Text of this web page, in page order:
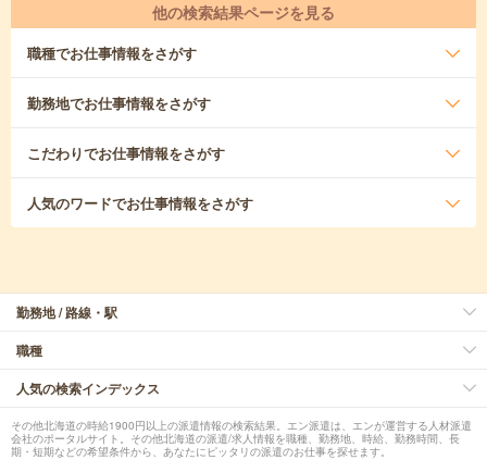
他の検索結果ページを見る
職種でお仕事情報をさがす
勤務地でお仕事情報をさがす
こだわりでお仕事情報をさがす
人気のワードでお仕事情報をさがす
勤務地 / 路線・駅
職種
人気の検索インデックス
その他北海道の時給1900円以上の派遣情報の検索結果。エン派遣は、エンが運営する人材派遣
会社のポータルサイト。その他北海道の派遣/求人情報を職種、勤務地、時給、勤務時間、長
期・短期などの希望条件から、あなたにピッタリの派遣のお仕事を探せます。